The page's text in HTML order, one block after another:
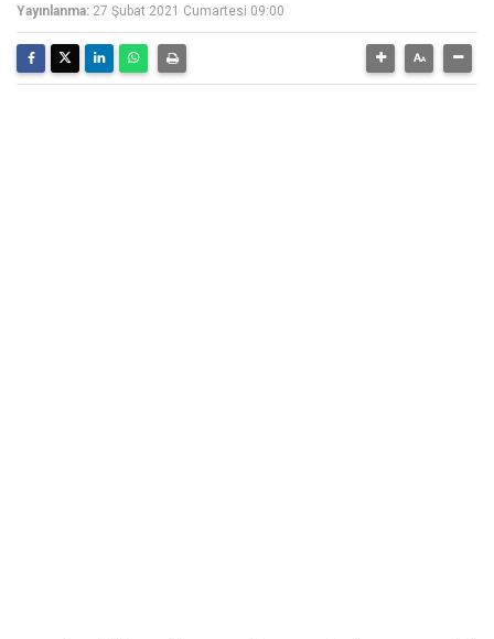
Yayınlanma: 27 Şubat 2021 Cumartesi 09:00